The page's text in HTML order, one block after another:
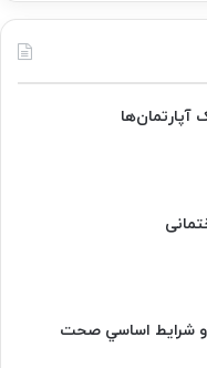
آپارتمان‌ها
و شرايط اساسي صحت